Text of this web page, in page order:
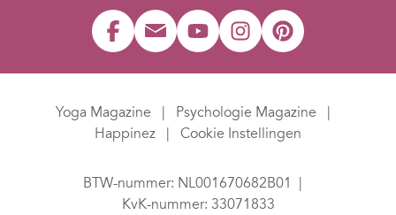
Yoga Magazine
Psychologie Magazine
Happinez
Cookie Instellingen
BTW-nummer: NL001670682B01
KvK-nummer: 33071833